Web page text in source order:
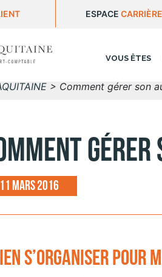
ESPACE CARRIÈRE
VOUS ÊTES
> Comment gérer son
11 mars 2016
s’organiser pour